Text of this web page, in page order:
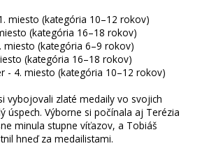
miesto (kategória 10–12 rokov)
(kategória 16–18 rokov)
miesto (kategória 6–9 rokov)
(kategória 16–18 rokov)
- 4. miesto (kategória 10–12 rokov)
vybojovali zlaté medaily vo svojich
úspech. Výborne si počínala aj Terézia
minula stupne víťazov, a Tobiáš
hneď za medailistami.